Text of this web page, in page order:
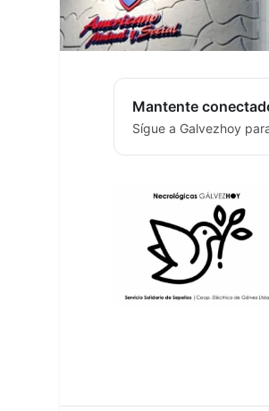
Mantente
Sígue a Galvezhoy